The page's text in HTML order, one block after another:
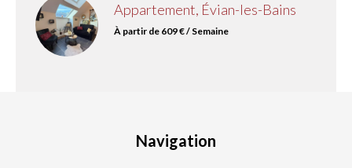
Appartement, Évian-les-Bains
À partir de 609 € / Semaine
Navigation